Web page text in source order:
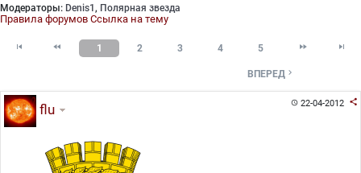
Модераторы: Denis1 , Полярная звезда
Правила форумов Ссылка на тему
  1 2 3 4 5  
ВПЕРЕД 
22-04-2012 
flu